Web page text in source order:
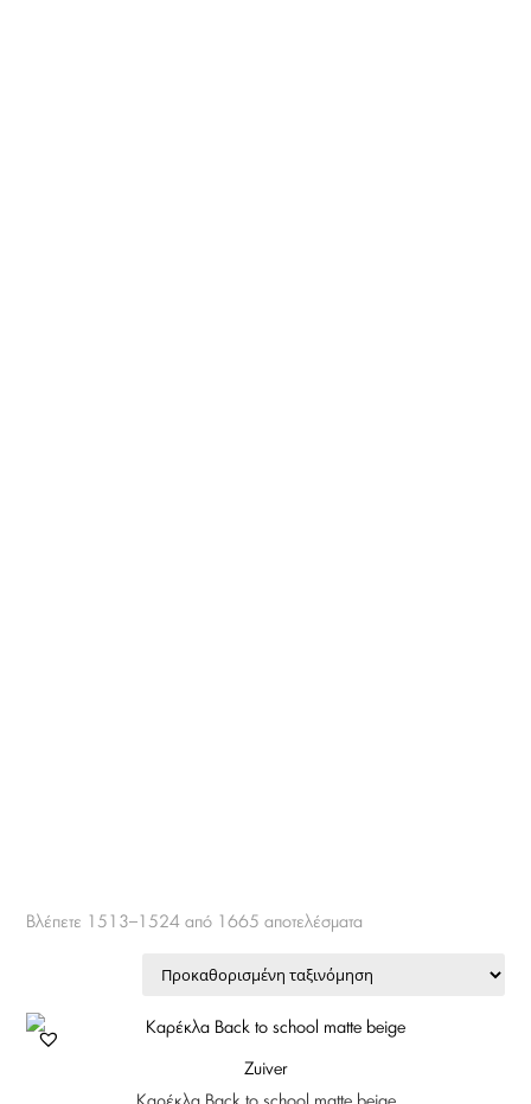
Βλέπετε 1513–1524 από 1665 αποτελέσματα
Zuiver